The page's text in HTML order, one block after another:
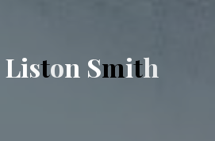
Liston Smith